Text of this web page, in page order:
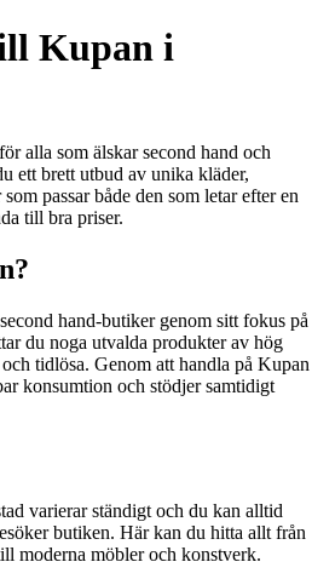
Kupan i
alla som älskar second hand och
ett brett utbud av unika kläder,
passar både den som letar efter en
till bra priser.
hand-butiker genom sitt fokus på
du noga utvalda produkter av hög
tidlösa. Genom att handla på Kupan
konsumtion och stödjer samtidigt
varierar ständigt och du kan alltid
butiken. Här kan du hitta allt från
moderna möbler och konstverk.